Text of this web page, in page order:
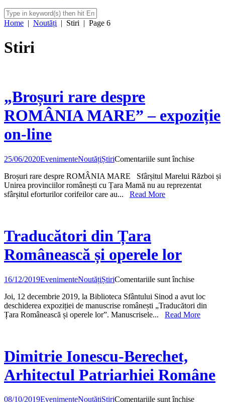
Home | Noutăți | Stiri | Page 6
Stiri
„Broșuri rare despre
ROMÂNIA MARE” – expoziție
on-line
25/06/2020EvenimenteNoutățiȘtiriComentariile sunt închisepentru
rare
despre
Broșuri rare despre ROMÂNIA MARE Sfârșitul Marelui Război și
Unirea provinciilor românești cu Țara Mamă nu au reprezentat
sfârșitul eforturilor corifeilor care au... Read More
Traducători din Țara
Românească și operele lor
16/12/2019EvenimenteNoutățiȘtiriComentariile sunt închisepentru
din
Țara
Joi, 12 decembrie 2019, la Biblioteca Sfântului Sinod a avut loc
deschiderea expoziției de manuscrise românești „Traducători din
Țara Românească și operele lor”. Manuscrisele... Read More
Dimitrie Ionescu-Berechet,
Arhitectul Patriarhiei Române
08/10/2019EvenimenteNoutățiȘtiriComentariile sunt închisepentru